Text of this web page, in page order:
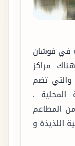
في فوشان
مراكز
والتي تضم
المحلية .
المطاعم
اللذيذة و